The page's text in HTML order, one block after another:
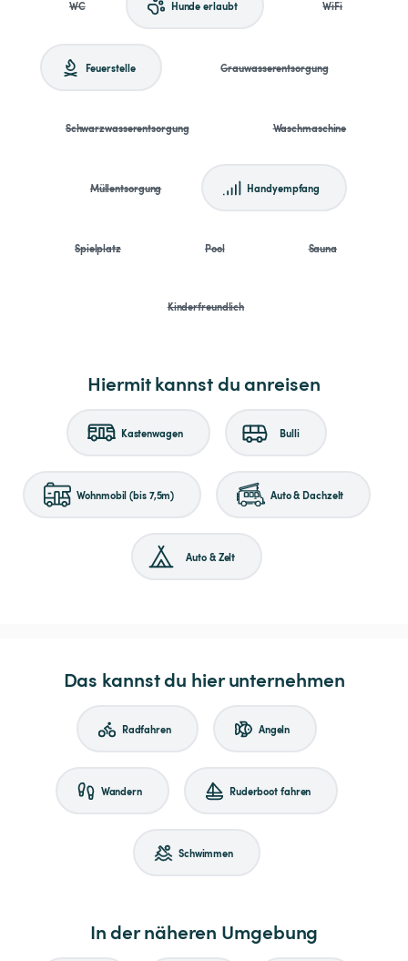
WC Hunde erlaubt WiFi
Feuerstelle Grauwasserentsorgung
Schwarzwasserentsorgung Waschmaschine
Müllentsorgung Handyempfang
Spielplatz Pool Sauna
Kinderfreundlich
Hiermit kannst du anreisen
Kastenwagen Bulli
Wohnmobil (bis 7,5m) Auto & Dachzelt
Auto & Zelt
Das kannst du hier unternehmen
Radfahren Angeln
Wandern Ruderboot fahren
Schwimmen
In der näheren Umgebung